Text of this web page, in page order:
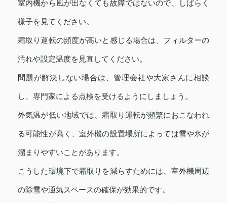
室内機から風が出なくても故障ではないので、しばらく
様子を見てください。
霜取り運転の頻度が高いと感じる場合は、フィルターの
汚れや設定温度を見直してください。
問題が解決しない場合は、管理会社や大家さんに相談
し、専門家による点検を受けるようにしましょう。
外気温が低い地域では、霜取り運転が頻繁におこなわれ
る可能性が高く、室外機の設置場所によっては雪や氷が
溜まりやすいことがあります。
こうした環境下で霜取りを減らすためには、室外機周辺
の除雪や通気スペースの確保が効果的です。